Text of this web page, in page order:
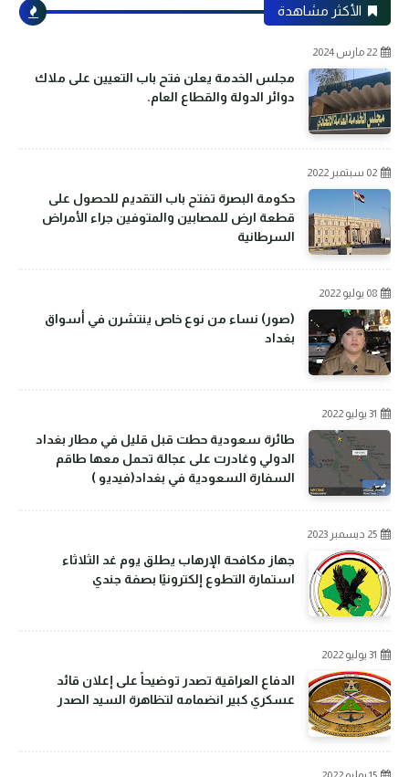
الأكثر مشاهدة
22 مارس 2024
مجلس الخدمة يعلن فتح باب التعيين على ملاك
دوائر الدولة والقطاع العام.
02 سبتمبر 2022
حكومة البصرة تفتح باب التقديم للحصول على
قطعة ارض للمصابين والمتوفين جراء الأمراض
السرطانية
08 يوليو 2022
(صور) نساء من نوع خاص ينتشرن في أسواق
بغداد
31 يوليو 2022
طائرة سعودية حطت قبل قليل في مطار بغداد
الدولي وغادرت على عجالة تحمل معها طاقم
السفارة السعودية في بغداد(فيديو )
25 ديسمبر 2023
جهاز مكافحة الإرهاب يطلق يوم غد الثلاثاء
استمارة التطوع إلكترونيًا بصفة جندي
31 يوليو 2022
الدفاع العراقية تصدر توضيحاً على إعلان قائد
عسكري كبير انضمامه لتظاهرة السيد الصدر